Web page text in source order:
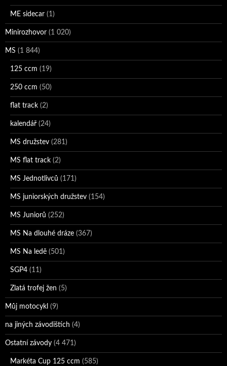
ME sidecar (1)
Minirozhovor (1 020)
MS (1 844)
125 ccm (19)
250 ccm (50)
flat track (2)
kalendář (24)
MS družstev (281)
MS flat track (2)
MS Jednotlivců (171)
MS juniorských družstev (154)
MS Juniorů (252)
MS Na dlouhé dráze (367)
MS Na ledě (501)
SGP4 (11)
Zlatá trofej žen (5)
Můj motocykl (9)
na jiných závodištích (4)
Ostatní závody (4 471)
Markéta Cup 125 ccm (585)